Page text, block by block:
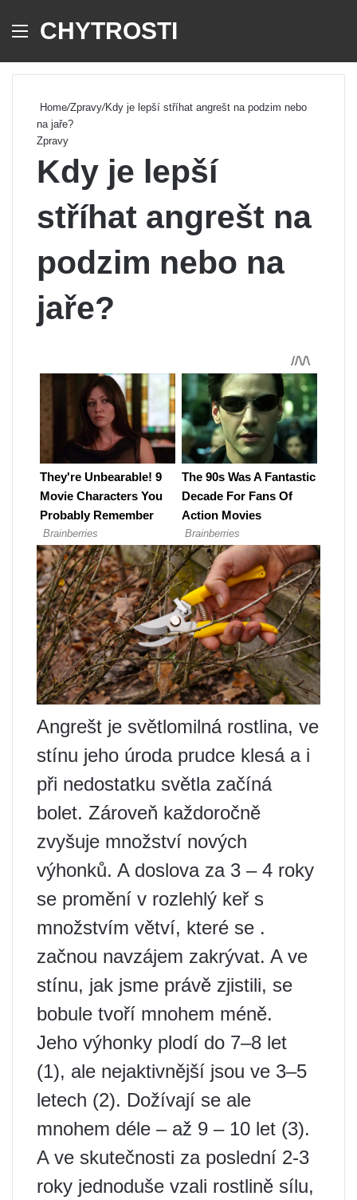
Menu
CHYTROSTI
Home/Zpravy/Kdy je lepší stříhat angrešt na podzim nebo
na jaře?
Zpravy
Kdy je lepší
stříhat angrešt na
podzim nebo na
jaře?
Angrešt je světlomilná rostlina, ve
stínu jeho úroda prudce klesá a i
při nedostatku světla začíná
bolet. Zároveň každoročně
zvyšuje množství nových
výhonků. A doslova za 3 – 4 roky
se promění v rozlehlý keř s
množstvím větví, které se .
začnou navzájem zakrývat. A ve
stínu, jak jsme právě zjistili, se
bobule tvoří mnohem méně.
Jeho výhonky plodí do 7–8 let
(1), ale nejaktivnější jsou ve 3–5
letech (2). Dožívají se ale
mnohem déle – až 9 – 10 let (3).
A ve skutečnosti za poslední 2-3
roky jednoduše vzali rostlině sílu,